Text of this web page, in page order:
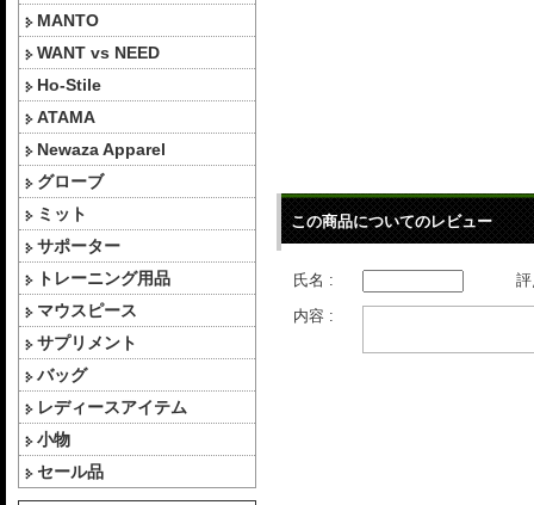
MANTO
WANT vs NEED
Ho-Stile
ATAMA
Newaza Apparel
グローブ
ミット
サポーター
トレーニング用品
マウスピース
サプリメント
バッグ
レディースアイテム
小物
セール品
この商品についてのレビュー
氏名 :
内容 :